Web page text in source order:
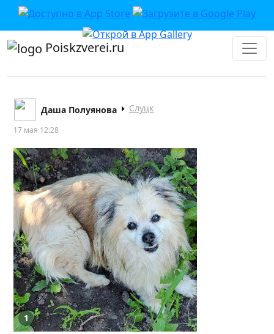
Poiskzverei.ru
Даша Полуянова Слуцк
17 мая 12:28
1